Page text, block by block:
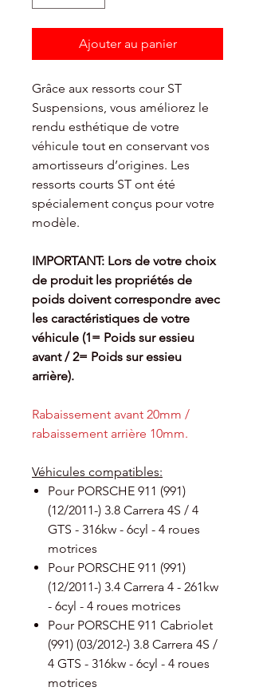
Ajouter au panier
Grâce aux ressorts cour ST
Suspensions, vous améliorez le
rendu esthétique de votre
véhicule tout en conservant vos
amortisseurs d’origines. Les
ressorts courts ST ont été
spécialement conçus pour votre
modèle.
IMPORTANT: Lors de votre choix
de produit les propriétés de
poids doiventcorrespondre avec
les caractéristiques de votre
véhicule (1= Poids sur essieu
avant / 2= Poids sur essieu
arrière).
Rabaissement avant 20mm /
rabaissement arrière 10mm.
Véhicules compatibles:
Pour PORSCHE 911 (991)
(12/2011-) 3.8 Carrera 4S / 4
GTS - 316kw - 6cyl - 4 roues
motrices
Pour PORSCHE 911 (991)
(12/2011-) 3.4 Carrera 4 - 261kw
- 6cyl - 4 roues motrices
Pour PORSCHE 911 Cabriolet
(991) (03/2012-) 3.8 Carrera 4S /
4 GTS - 316kw - 6cyl - 4 roues
motrices